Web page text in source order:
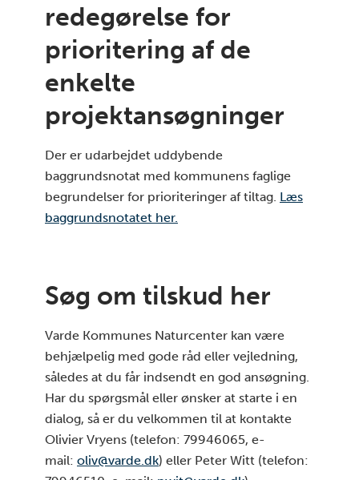
redegørelse for
prioritering af de
enkelte
projektansøgninger
Der er udarbejdet uddybende
baggrundsnotat med kommunens faglige
begrundelser for prioriteringer af tiltag. Læs
baggrundsnotatet her.
Søg om tilskud her
Varde Kommunes Naturcenter kan være
behjælpelig med gode råd eller vejledning,
således at du får indsendt en god ansøgning.
Har du spørgsmål eller ønsker at starte i en
dialog, så er du velkommen til at kontakte
Olivier Vryens (telefon: 79946065, e-
mail: oliv@varde.dk) eller Peter Witt (telefon: